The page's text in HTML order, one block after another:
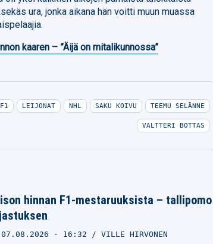
ura, jonka aikana hän voitti muun muassa
kaaren – ”Äijä on mitalikunnossa”
F1 LEIJONAT NHL SAKU KOIVU TEEMU SELÄNNE
VALTTERI BOTTAS
hinnan F1-mestaruuksista – tallipomo
07.08.2026 - 16:32 VILLE HIRVONEN